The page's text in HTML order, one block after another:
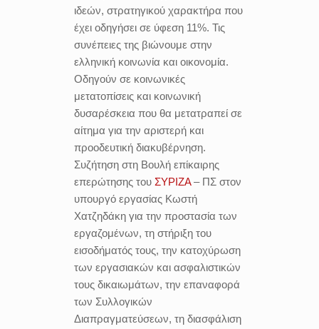
ιδεών, στρατηγικού χαρακτήρα που
έχει οδηγήσει σε ύφεση 11%. Τις
συνέπειες της βιώνουμε στην
ελληνική κοινωνία και οικονομία.
Οδηγούν σε κοινωνικές
μετατοπίσεις και κοινωνική
δυσαρέσκεια που θα μετατραπεί σε
αίτημα για την αριστερή και
προοδευτική διακυβέρνηση.
Συζήτηση στη Βουλή επίκαιρης
επερώτησης του ΣΥΡΙΖΑ– ΠΣ στον
υπουργό εργασίας Κωστή
Χατζηδάκη για την προστασία των
εργαζομένων, τη στήριξη του
εισοδήματός τους, την κατοχύρωση
των εργασιακών και ασφαλιστικών
τους δικαιωμάτων, την επαναφορά
των Συλλογικών
Διαπραγματεύσεων, τη διασφάλιση